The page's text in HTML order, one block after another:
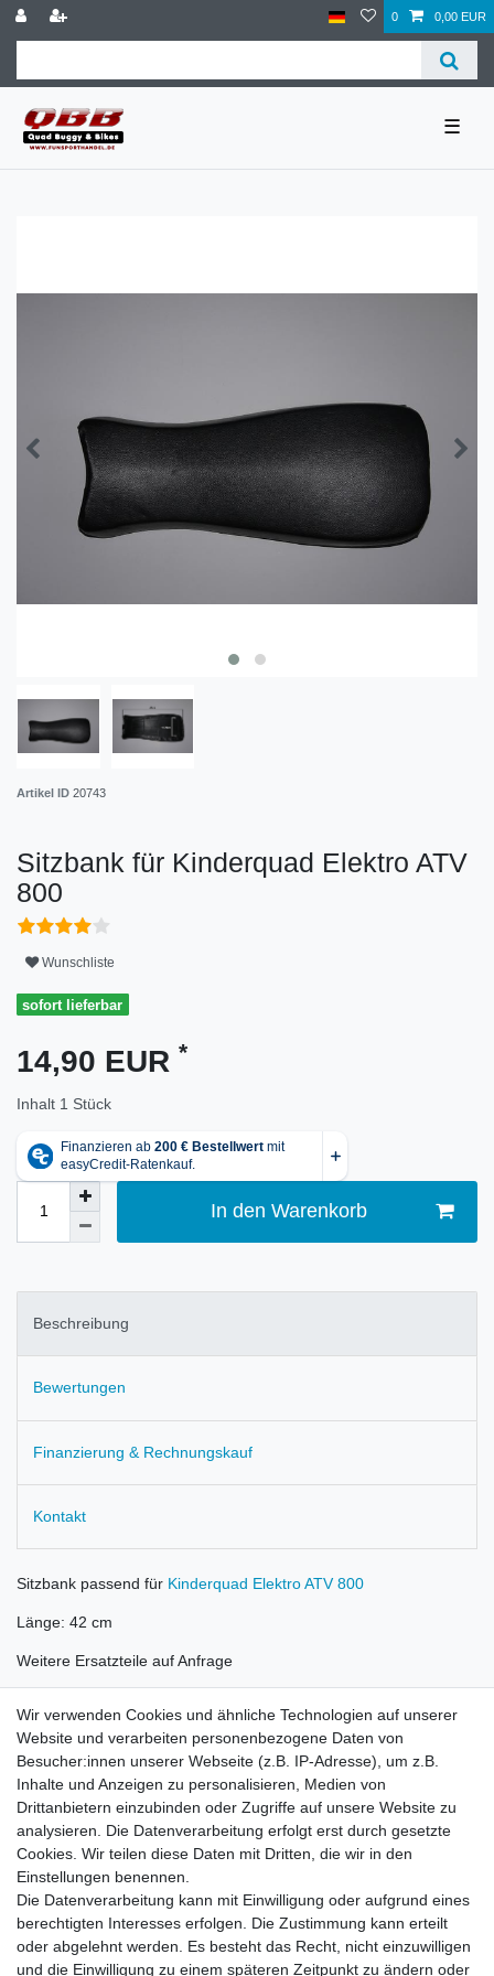
0 0,00 EUR
☰
Artikel ID 20743
Sitzbank für Kinderquad Elektro ATV
800
Wunschliste
sofort lieferbar
14,90 EUR *
Inhalt 1 Stück
In den Warenkorb
Beschreibung
Bewertungen
Finanzierung & Rechnungskauf
Kontakt
Sitzbank passend für Kinderquad Elektro ATV 800
Länge: 42 cm
Weitere Ersatzteile auf Anfrage
Rechtliches
AGB
Widerrufsrecht
Impressum
Datenschutzerklärung
Service
Kontakt
Wir verwenden Cookies und ähnliche Technologien auf unserer
Website und verarbeiten personenbezogene Daten von
Besucher:innen unserer Webseite (z.B. IP-Adresse), um z.B.
Inhalte und Anzeigen zu personalisieren, Medien von
Drittanbietern einzubinden oder Zugriffe auf unsere Website zu
analysieren. Die Datenverarbeitung erfolgt erst durch gesetzte
Cookies. Wir teilen diese Daten mit Dritten, die wir in den
Einstellungen benennen.
Die Datenverarbeitung kann mit Einwilligung oder aufgrund eines
berechtigten Interesses erfolgen. Die Zustimmung kann erteilt
oder abgelehnt werden. Es besteht das Recht, nicht einzuwilligen
und die Einwilligung zu einem späteren Zeitpunkt zu ändern oder